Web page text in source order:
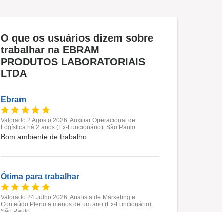
O que os usuários dizem sobre
trabalhar na EBRAM
PRODUTOS LABORATORIAIS
LTDA
Ebram
Valorado 2 Agosto 2026. Auxiliar Operacional de
Logística há 2 anos (Ex-Funcionário), São Paulo
Bom ambiente de trabalho
Ótima para trabalhar
Valorado 24 Julho 2026. Analista de Marketing e
Conteúdo Pleno a menos de um ano (Ex-Funcionário),